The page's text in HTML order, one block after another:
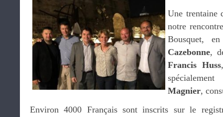
Une trentaine
notre
Bousquet,
Cazebonne,
Francis Huss
Magnier,
Environ 4000 Français sont inscrits sur le